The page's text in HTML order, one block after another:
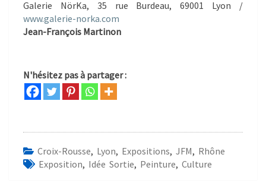
Galerie NörKa, 35 rue Burdeau, 69001 Lyon /
www.galerie-norka.com
Jean-François Martinon
N'hésitez pas à partager :
Croix-Rousse, Lyon, Expositions, JFM, Rhône
Exposition, Idée Sortie, Peinture, Culture